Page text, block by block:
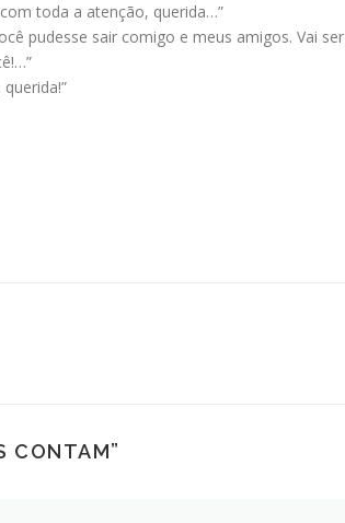
toda a atenção, querida…”
pudesse sair comigo e meus amigos. Vai ser
CONTAM”